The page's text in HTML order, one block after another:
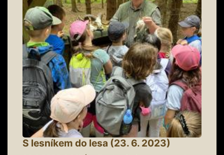
S lesníkem do lesa (23. 6. 2023)